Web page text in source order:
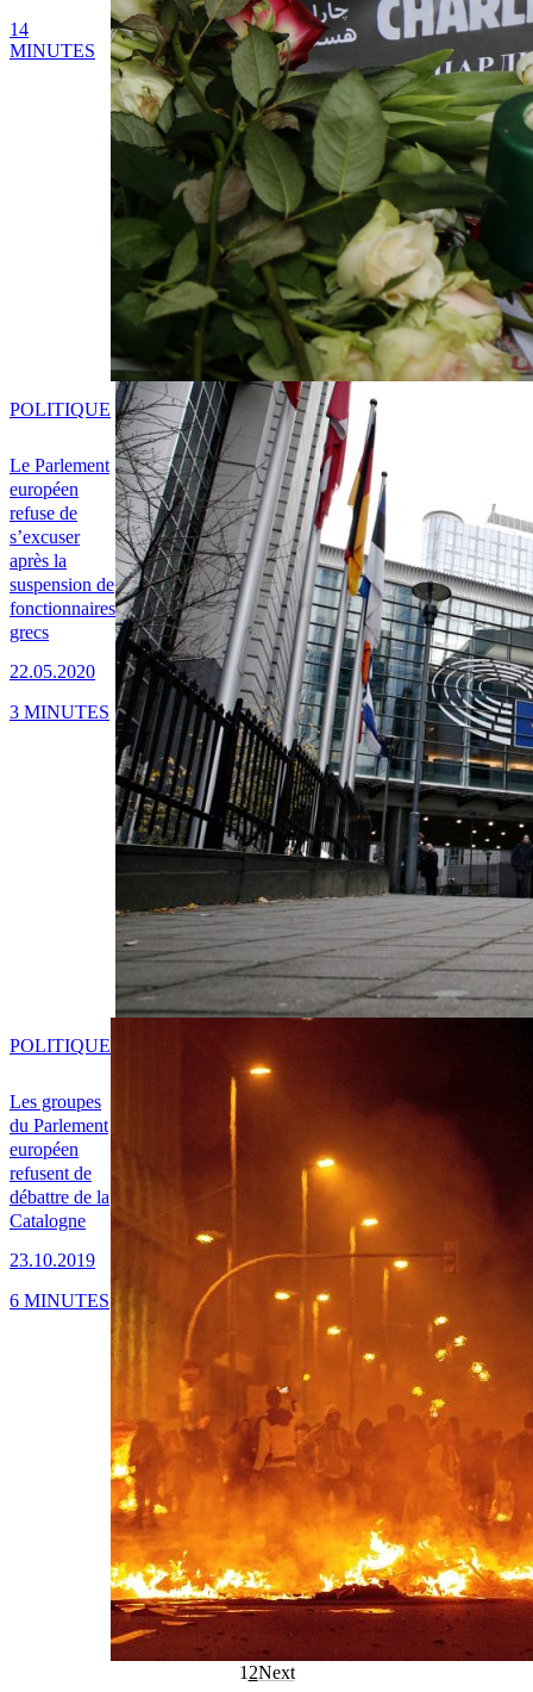
14
MINUTES
Le Parlement
européen
refuse de
s’excuser
après la
suspension de
fonctionnaires
grecs
22.05.2020
POLITIQUE
3 MINUTES
Les groupes
du Parlement
européen
refusent de
débattre de la
Catalogne
23.10.2019
POLITIQUE
6 MINUTES
1 2Next